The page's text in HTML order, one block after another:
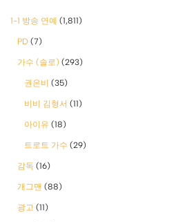
1-1 방송 연예 (1,811)
PD (7)
가수 (솔로) (293)
권은비 (35)
비비 김형서 (11)
아이유 (18)
트로트 가수 (29)
감독 (16)
개그맨 (88)
광고 (11)